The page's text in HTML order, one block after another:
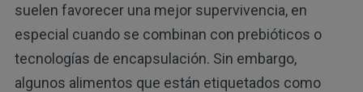
suelen favorecer una mejor supervivencia, en
especial cuando se combinan con prebióticos o
tecnologías de encapsulación. Sin embargo,
algunos alimentos que están etiquetados como